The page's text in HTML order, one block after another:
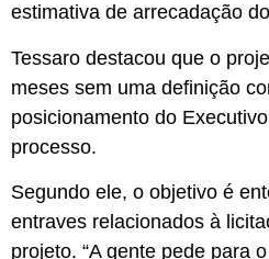
estimativa de arrecadação
Tessaro destacou que o
meses sem uma definição
posicionamento do
processo.
Segundo ele, o objetivo é
entraves relacionados à
projeto. “A gente pede para